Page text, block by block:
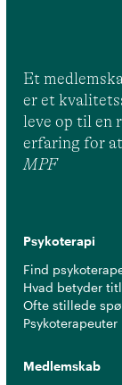
Et
er et
leve op til en
erfaring for
MPF
Psykoterapi
Find
Hvad betyder
Ofte stillede
Medlemskab